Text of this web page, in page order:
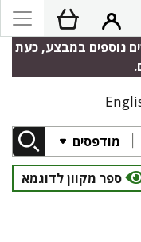
נוספים במבצע, כעת
מודפסים
ספר מקוון לדוגמא